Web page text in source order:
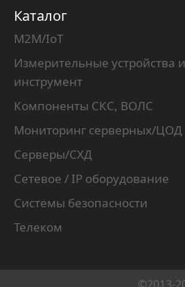
Каталог
M2M/IoT
Измерительные устройства и
инструмент
Компоненты СКС, ВОЛС
Мониторинг серверных/ЦОД
Серверы/СХД
Сетевое / IP оборудование
Системы безопасности
Телеком